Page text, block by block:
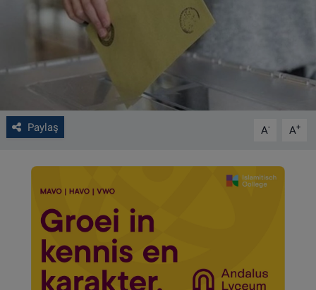
Paylaş A- A+
ALGEMENE VOORWAARDEN
CONTACT
Çerez Politikası